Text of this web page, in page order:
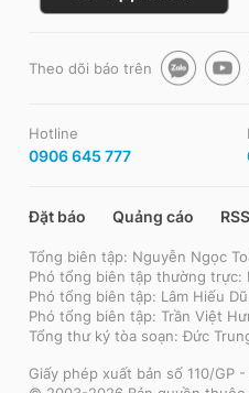
Theo dõi báo trên
Hotline
0906 645 777
Đặt báo Quảng cáo RSS
Tổng biên tập: Nguyễn Ngọc
Phó tổng biên tập thường trực:
Phó tổng biên tập: Lâm Hiếu
Phó tổng biên tập: Trần Việt
Tổng thư ký tòa soạn: Đức
Giấy phép xuất bản số 110/GP